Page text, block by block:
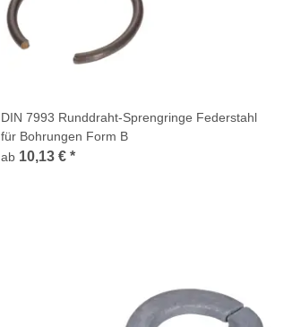
DIN 7993 Runddraht-Sprengringe Federstahl
für Bohrungen Form B
ab 10,13 € *